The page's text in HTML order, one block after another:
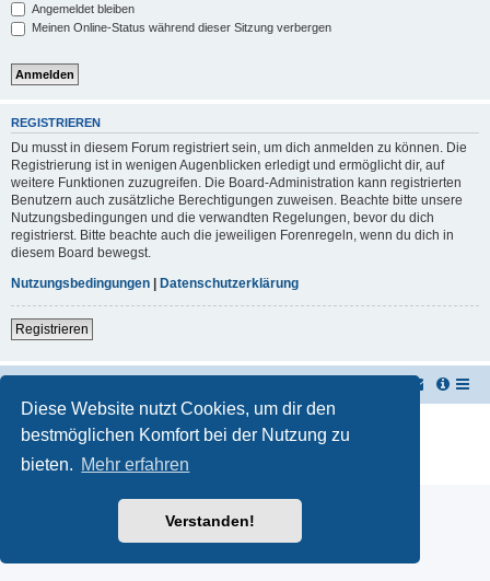
Diese Website nutzt Cookies, um dir den
bestmöglichen Komfort bei der Nutzung zu
bieten. Mehr erfahren
Verstanden!
Angemeldet bleiben
Meinen Online-Status während dieser Sitzung verbergen
REGISTRIEREN
Du musst in diesem Forum registriert sein, um dich anmelden zu können. Die
Registrierung ist in wenigen Augenblicken erledigt und ermöglicht dir, auf
weitere Funktionen zuzugreifen. Die Board-Administration kann registrierten
Benutzern auch zusätzliche Berechtigungen zuweisen. Beachte bitte unsere
Nutzungsbedingungen und die verwandten Regelungen, bevor du dich
registrierst. Bitte beachte auch die jeweiligen Forenregeln, wenn du dich in
diesem Board bewegst.
Nutzungsbedingungen
Datenschutzerklärung
Registrieren
Deutsche Übersetzung durchphpBB.de
Datenschutz